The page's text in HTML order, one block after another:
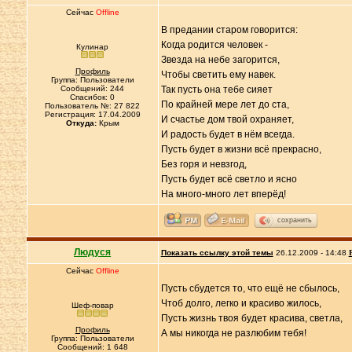
Сейчас Offline
Кулинар
Профиль
Группа: Пользователи
Сообщений: 244
Спасибок: 0
Пользователь №: 27 822
Регистрация: 17.04.2009
Откуда:Крым
В предании старом говорится:
Когда родится человек -
Звезда на небе загорится,
Чтобы светить ему навек.
Так пусть она тебе сияет
По крайней мере лет до ста,
И счастье дом твой охраняет,
И радость будет в нём всегда.
Пусть будет в жизни всё прекрасно,
Без горя и невзгод,
Пусть будет всё светло и ясно
На много-много лет вперёд!
сохранить
Людуся Показать ссылку этой темы 26.12.2009 - 14:48
Сейчас Offline
Шеф-повар
Профиль
Группа: Пользователи
Сообщений: 1 648
Пусть сбудется то, что ещё не сбылось,
Чтоб долго, легко и красиво жилось,
Пусть жизнь твоя будет красива, светла,
А мы никогда не разлюбим тебя!